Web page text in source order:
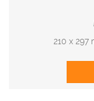
210 x 297